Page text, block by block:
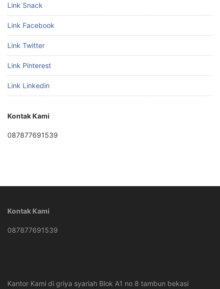
Link Snack
Link Facebook
Link Twitter
Link Pinterest
Link Linkedin
Kontak Kami
087877691539
Kontak Kami
087877691539
Kantor Kami di griya syariah Blok A1 no 8 tambun bekasi